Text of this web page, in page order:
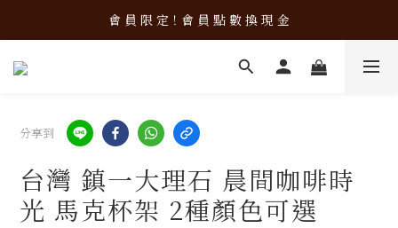
加 入 會 員 立 即 使 用 購 物 金 ！
會 員 限 定！會 員 點 數 換 現 金
加 入 會 員 立 即 使 用 購 物 金 ！
分享到
台灣 鎮一大理石 晨間咖啡時
光 馬克杯架 2種顏色可選